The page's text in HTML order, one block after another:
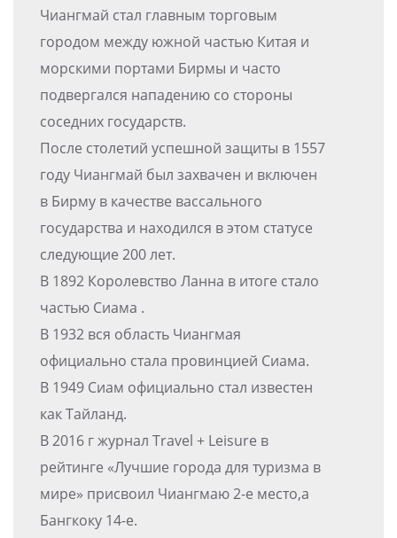
Чиангмай стал главным торговым
городом между южной частью Китая и
морскими портами Бирмы и часто
подвергался нападению со стороны
соседних государств.
После столетий успешной защиты в 1557
году Чиангмай был захвачен и включен
в Бирму в качестве вассального
государства и находился в этом статусе
следующие 200 лет.
В 1892 Королевство Ланна в итоге стало
частью Сиама .
В 1932 вся область Чиангмая
официально стала провинцией Сиама.
В 1949 Сиам официально стал известен
как Тайланд.
В 2016 г журнал Travel + Leisure в
рейтинге «Лучшие города для туризма в
мире» присвоил Чиангмаю 2-е место,а
Бангкоку 14-е.